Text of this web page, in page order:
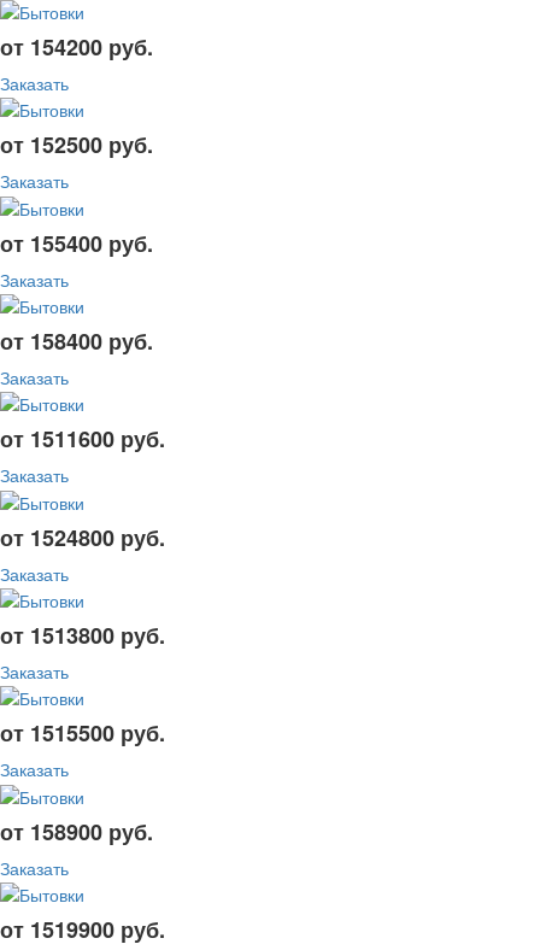
от 154200 руб.
Заказать
от 152500 руб.
Заказать
от 155400 руб.
Заказать
от 158400 руб.
Заказать
от 1511600 руб.
Заказать
от 1524800 руб.
Заказать
от 1513800 руб.
Заказать
от 1515500 руб.
Заказать
от 158900 руб.
Заказать
от 1519900 руб.